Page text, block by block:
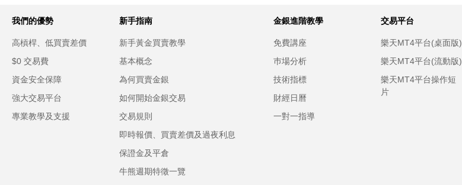
我們的優勢
高槓桿、低買賣差價
$0 交易費
資金安全保障
強大交易平台
專業教學及支援
新手指南
新手黃金買賣教學
基本概念
為何買賣金銀
如何開始金銀交易
交易規則
即時報價、買賣差價及過夜利息
保證金及平倉
牛熊週期特徵一覽
金銀進階教學
免費講座
巿場分析
技術指標
財經日曆
一對一指導
交易平台
樂天MT4平台(桌面版)
樂天MT4平台(流動版)
樂天MT4平台操作短
片